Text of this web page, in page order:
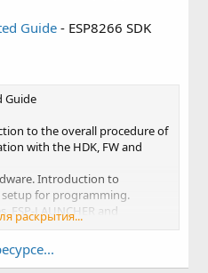
Guide - ESP8266 SDK
Guide
to the overall procedure of
with the HDK, FW and
Introduction to
for programming.
LAUNCHER and
Introduction to the non-
on the tools for
раскрытия...